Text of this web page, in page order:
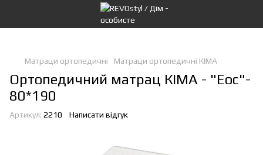
Матраци ортопедичні Матраци ортопедичні КІМА
Ортопедичний матрац КІМА - "Еос"-
80*190
Артикул: 2210 Написати відгук